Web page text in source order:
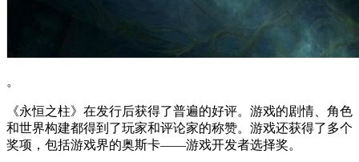
。
《永恒之柱》在发行后获得了普遍的好评。游戏的剧情、角色
和世界构建都得到了玩家和评论家的称赞。游戏还获得了多个
奖项，包括游戏界的奥斯卡——游戏开发者选择奖。